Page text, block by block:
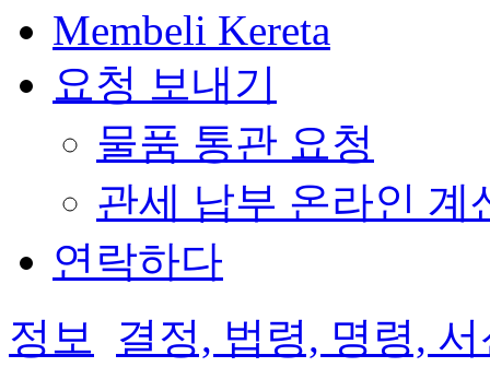
Membeli Kereta
요청 보내기
물품 통관 요청
관세 납부 온라인 계
연락하다
정보
결정, 법령, 명령,